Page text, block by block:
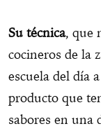
Su técnica, que
cocineros de la
escuela del día
producto que
sabores en una